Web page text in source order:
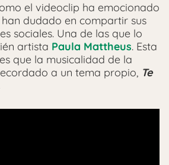
el videoclip ha emocionado
dudado en compartir sus
sociales. Una de las que lo
artista Paula Mattheus. Esta
que la musicalidad de la
a un tema propio, Te